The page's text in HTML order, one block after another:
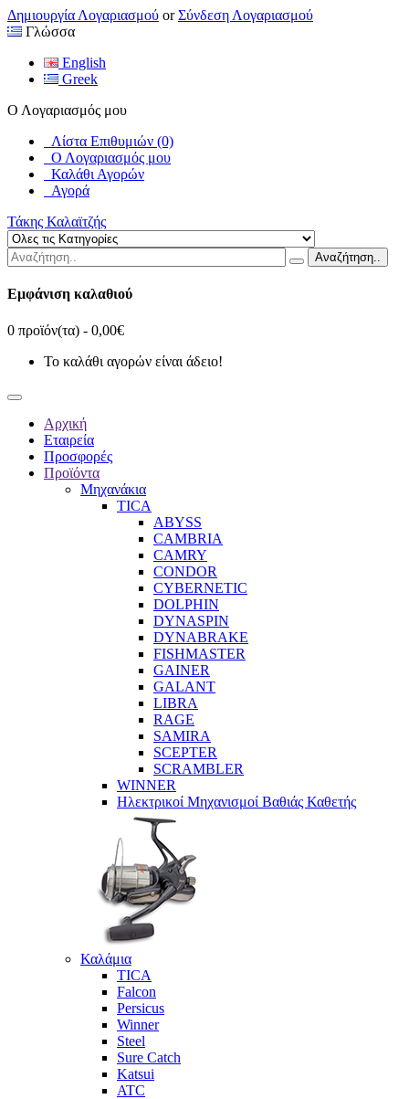
Δημιουργία Λογαριασμού orΣύνδεση Λογαριασμού
Γλώσσα
English
Greek
Ο Λογαριασμός μου
Λίστα Επιθυμιών (0)
Ο Λογαριασμός μου
Καλάθι Αγορών
Αγορά
Τάκης Καλαϊτζής
Αναζήτηση..
Εμφάνιση καλαθιού
0 προϊόν(τα) - 0,00€
Το καλάθι αγορών είναι άδειο!
Αρχική
Εταιρεία
Προσφορές
Προϊόντα
Μηχανάκια
TICA
ABYSS
CAMBRIA
CAMRY
CONDOR
CYBERNETIC
DOLPHIN
DYNASPIN
DYNABRAKE
FISHMASTER
GAINER
GALANT
LIBRA
RAGE
SAMIRA
SCEPTER
SCRAMBLER
WINNER
Ηλεκτρικοί Μηχανισμοί Βαθιάς Καθετής
Καλάμια
TICA
Falcon
Persicus
Winner
Steel
Sure Catch
Katsui
ATC